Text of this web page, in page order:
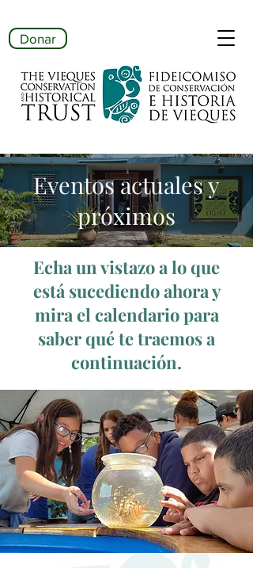
Donar
Eventos actuales y
próximos
Echa un vistazo a lo que
está sucediendo ahora y
mira el calendario para
saber qué te traemos a
continuación.